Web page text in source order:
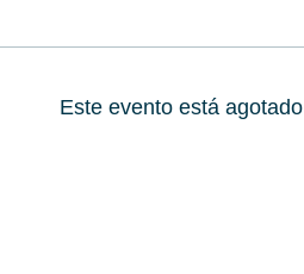
Este evento está agotado